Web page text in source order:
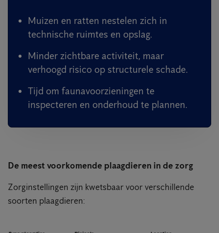
Muizen en ratten nestelen zich in
technische ruimtes en opslag.
Minder zichtbare activiteit, maar
verhoogd risico op structurele schade.
Tijd om faunavoorzieningen te
inspecteren en onderhoud te plannen.
De meest voorkomende plaagdieren in de zorg
Zorginstellingen zijn kwetsbaar voor verschillende
soorten plaagdieren: